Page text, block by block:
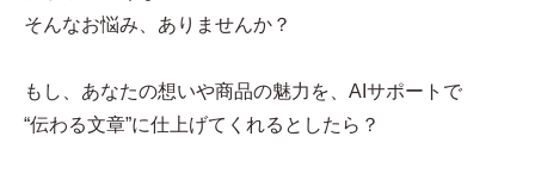
そんなお悩み、ありませんか？
もし、あなたの想いや商品の魅力を、AIサポートで
“伝わる文章”に仕上げてくれるとしたら？